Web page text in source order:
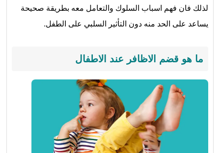
لذلك فان فهم اسباب السلوك والتعامل معه بطريقة صحيحة
يساعد على الحد منه دون التأثير السلبي على الطفل.
ما هو قضم الاظافر عند الاطفال